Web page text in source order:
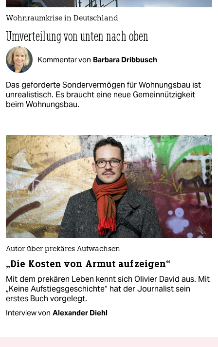
Wohnraumkrise in Deutschland
Umverteilung von unten nach oben
Kommentar von Barbara Dribbusch
Das geforderte Sondervermögen für Wohnungsbau ist
unrealistisch. Es braucht eine neue Gemeinnützigkeit
beim Wohnungsbau.
Autor über prekäres Aufwachsen
„Die Kosten von Armut aufzeigen“
Mit dem prekären Leben kennt sich Olivier David aus. Mit
„Keine Aufstiegsgeschichte“ hat der Journalist sein
erstes Buch vorgelegt.
Interview von Alexander Diehl